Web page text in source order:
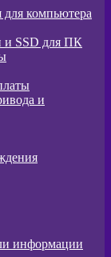
компьютера
и SSD для ПК
и
информации